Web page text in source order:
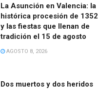
La Asunción en Valencia: la
histórica procesión de 1352
y las fiestas que llenan de
tradición el 15 de agosto
AGOSTO 8, 2026
Dos muertos y dos heridos